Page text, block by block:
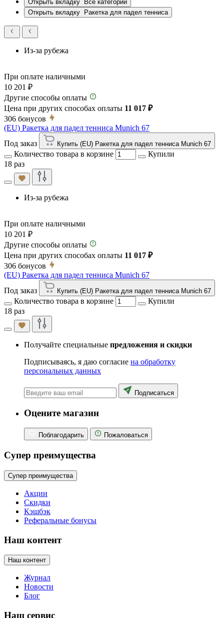
Открыть вкладку
Все категории
Открыть вкладку
Ракетка для падел тенниса
Из-за рубежа
При оплате наличными
10 201 ₽
Другие способы оплаты
Цена при других способах оплаты 11 017 ₽
306 бонусов
(EU) Ракетка для падел тенниса Munich 67
Под заказ
Купить (EU) Ракетка для падел тенниса Munich 67
Количество товара в корзине
Купили
18 раз
Из-за рубежа
При оплате наличными
10 201 ₽
Другие способы оплаты
Цена при других способах оплаты 11 017 ₽
306 бонусов
(EU) Ракетка для падел тенниса Munich 67
Под заказ
Купить (EU) Ракетка для падел тенниса Munich 67
Количество товара в корзине
Купили
18 раз
Получайте специальные предложения и скидки
Подписываясь, я даю согласие на обработку
персональных данных
Подписаться
Оцените магазин
Поблагодарить Пожаловаться
Супер преимущества
Супер преимущества
Акции
Скидки
Кэшбэк
Реферальные бонусы
Наш контент
Наш контент
Журнал
Новости
Блог
Наш сервис